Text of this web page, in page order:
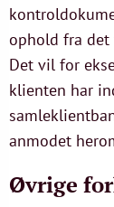
ophold fra det
Det vil for
klienten har
anmodet
Øvrige